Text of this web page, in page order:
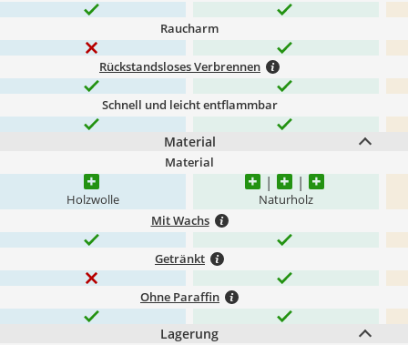
Raucharm
Rückstandsloses Verbrennen
Schnell und leicht entflammbar
Material
Material
Holzwolle Naturholz
Mit Wachs
Getränkt
Ohne Paraffin
Lagerung